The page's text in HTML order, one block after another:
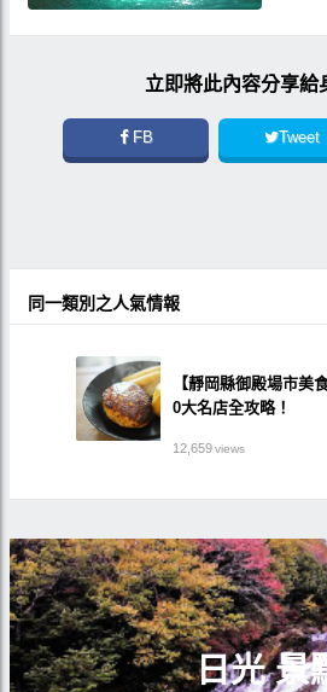
立即將此內容分享給
FB Tweet
同一類別之人氣情報
【靜岡縣御殿場市美
0大名店全攻略！
12,659views
日光 景